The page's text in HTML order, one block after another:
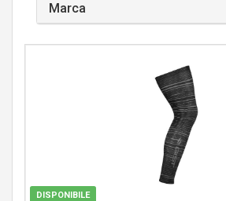
Marca
DISPONIBILE